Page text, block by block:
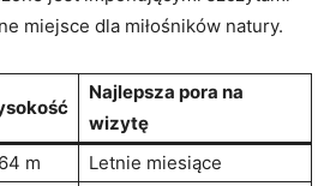
miejsce ⁤dla miłośników natury.
Najlepsza pora na
wizytę
m
Letnie ‌miesiące